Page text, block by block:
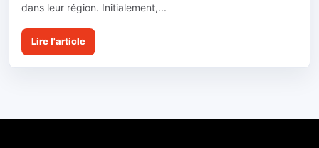
dans leur région. Initialement,...
Lire l'article